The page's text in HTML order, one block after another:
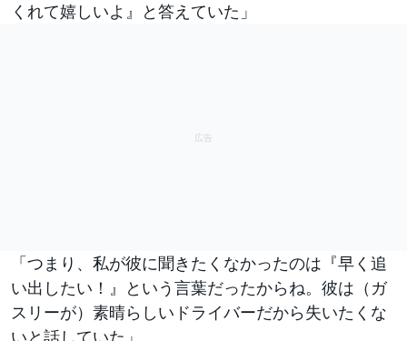
くれて嬉しいよ』と答えていた」
「つまり、私が彼に聞きたくなかったのは『早く追
い出したい！』という言葉だったからね。彼は（ガ
スリーが）素晴らしいドライバーだから失いたくな
いと話していた」